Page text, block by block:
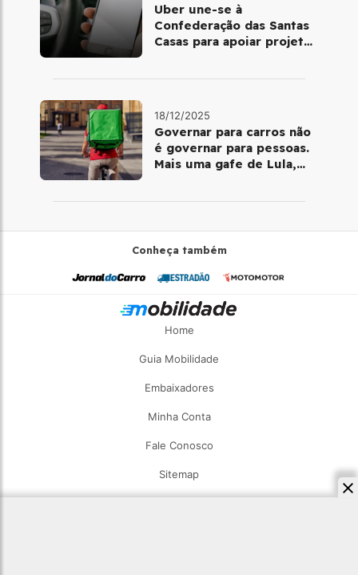
Uber une-se à
Confederação das Santas
Casas para apoiar projetos
18/12/2025
Governar para carros não
é governar para pessoas.
Mais uma gafe de Lula,
Conheça também
Home
Guia Mobilidade
Embaixadores
Minha Conta
Fale Conosco
Sitemap